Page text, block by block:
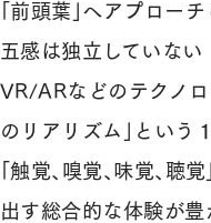
「前頭葉」へアプローチ
五感は独立していない
VR/ARなどのテクノロ
のリアリズム」という
「触覚、嗅覚、味覚、
出す総合的な体験が